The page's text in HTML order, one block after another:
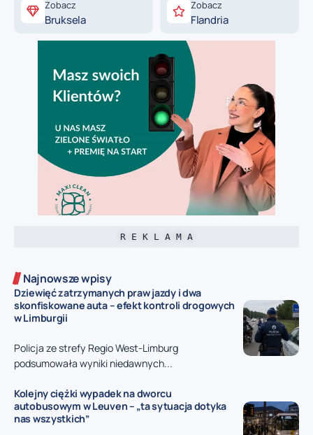
Zobacz
Bruksela
Zobacz
Flandria
R E K L A M A
Najnowsze wpisy
Dziewięć zatrzymanych praw jazdy i dwa
skonfiskowane auta – efekt kontroli drogowych
w Limburgii
Policja ze strefy Regio West-Limburg
podsumowała wyniki niedawnych...
Kolejny ciężki wypadek na dworcu
autobusowym w Leuven – „ta sytuacja dotyka
nas wszystkich”